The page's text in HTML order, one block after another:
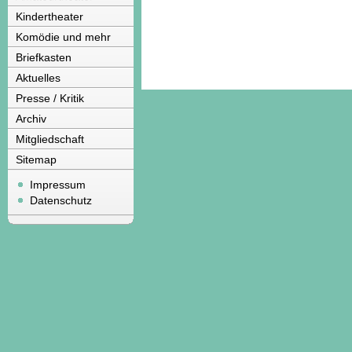
Kindertheater
Komödie und mehr
Briefkasten
Aktuelles
Presse / Kritik
Archiv
Mitgliedschaft
Sitemap
Impressum
Datenschutz